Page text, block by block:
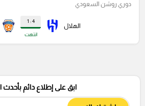
الهلال
4 : 1
انتهت
دوري روشن السعودي
ابق على إطلاع دائم بأحدث